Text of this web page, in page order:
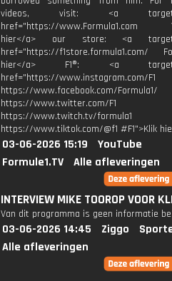
videos, visit: <a
href="https://www.Formula1.com
hier</a> our store: <a
href="https://f1store.formula1.com/
hier</a> F1®: <a
href="https://www.instagram.com/F1
https://www.facebook.com/Formula1/
https://www.twitter.com/F1
https://www.twitch.tv/formula1
https://www.tiktok.com/@f1 #F1">Klik
03-06-2026 15:19
YouTube
Formule1.TV
Alle afleveringen
INTERVIEW MIKE TOOROP VOOR
Van dit programma is geen informatie
03-06-2026 14:45 Ziggo
Alle afleveringen